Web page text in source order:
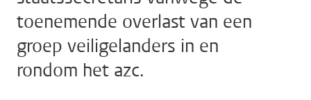
toenemende overlast van een
groep veiligelanders in en
rondom het azc.